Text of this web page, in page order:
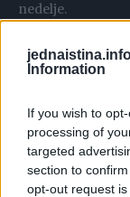
Information
If you wish to
processing of
targeted
section to
opt-out request
nedelje.
U julu je otišla
lečenju, usledio
– Dok sam se
obavestio da je